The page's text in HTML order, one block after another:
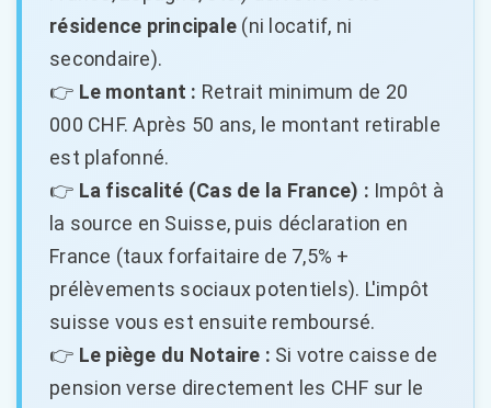
résidence principale (ni locatif, ni
secondaire).
👉 Le montant : Retrait minimum de 20
000 CHF. Après 50 ans, le montant retirable
est plafonné.
👉 La fiscalité (Cas de la France) : Impôt à
la source en Suisse, puis déclaration en
France (taux forfaitaire de 7,5% +
prélèvements sociaux potentiels). L'impôt
suisse vous est ensuite remboursé.
👉 Le piège du Notaire : Si votre caisse de
pension verse directement les CHF sur le